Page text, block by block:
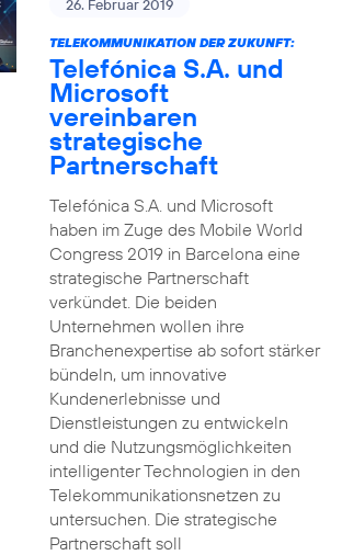
26. Februar 2019
TELEKOMMUNIKATION DER ZUKUNFT:
Telefónica S.A. und
Microsoft
vereinbaren
strategische
Partnerschaft
Telefónica S.A. und Microsoft
haben im Zuge des Mobile World
Congress 2019 in Barcelona eine
strategische Partnerschaft
verkündet. Die beiden
Unternehmen wollen ihre
Branchenexpertise ab sofort stärker
bündeln, um innovative
Kundenerlebnisse und
Dienstleistungen zu entwickeln
und die Nutzungsmöglichkeiten
intelligenter Technologien in den
Telekommunikationsnetzen zu
untersuchen. Die strategische
Partnerschaft soll